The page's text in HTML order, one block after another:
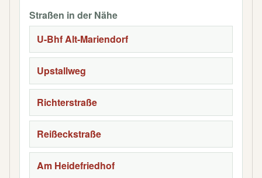
Straßen in der Nähe
U-Bhf Alt-Mariendorf
Upstallweg
Richterstraße
Reißeckstraße
Am Heidefriedhof